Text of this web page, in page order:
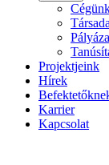
Projektjeink
Hírek
Karrier
Kapcsolat